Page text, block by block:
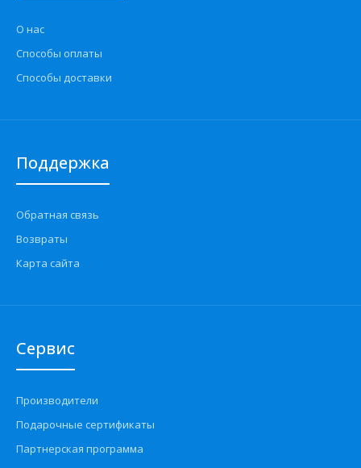
О нас
Способы оплаты
Способы доставки
Поддержка
Обратная связь
Возвраты
Карта сайта
Сервис
Производители
Подарочные сертификаты
Партнерская программа